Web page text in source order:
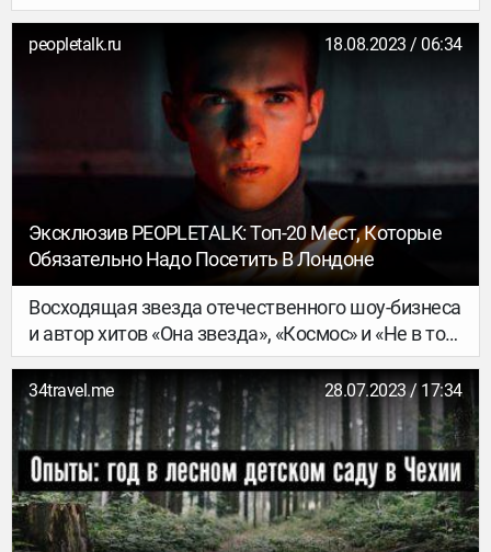
нем связано сразу два исторических периода:
Крымская и Великая Отечественная войны.
Мемориал появился в начале XX века. Сегодня
он является популярным местом как у местных
жителей, так и у туристов, которые приходят
сюда почтить память павших героев, побродить
по аллеям, а также узнать о событиях,
произошедших на возвышенности, именуемой
«Малахов курган».
peopletalk.ru 18.08.2023 / 06:34
Эксклюзив PEOPLETALK: Топ-20 Мест, Которые
Обязательно Надо Посетить В Лондоне
Восходящая звезда отечественного шоу-бизнеса
и автор хитов «Она звезда», «Космос» и «Не в том
клубе» Илья Колунов (22) точно знает, куда
сходить в Лондоне — он жил и учился там семь
лет!
34travel.me 28.07.2023 / 17:34